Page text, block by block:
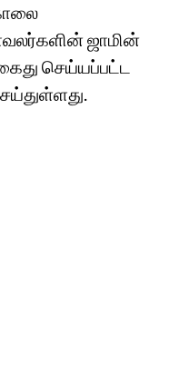
ஜாமின்
செய்யப்பட்ட